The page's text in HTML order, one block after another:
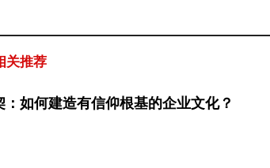
关推荐
如何建造有信仰根基的企业文化？